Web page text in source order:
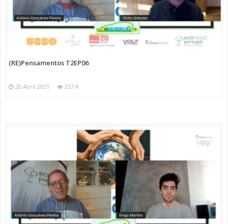
(RE)Pensamentos T2EP06
20 Abril 2021 257 K